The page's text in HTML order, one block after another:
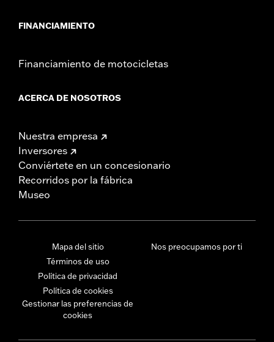
FINANCIAMIENTO
Financiamiento de motocicletas
ACERCA DE NOSOTROS
Nuestra empresa
Inversores
Conviértete en un concesionario
Recorridos por la fábrica
Museo
Mapa del sitio
Términos de uso
Política de privacidad
Política de cookies
Gestionar las preferencias de
cookies
Nos preocupamos por ti